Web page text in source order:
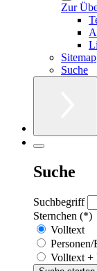
Zur
Sitemap
Suche
Suche
Suchbegriff
Sternchen (*)
Volltext
Volltext +